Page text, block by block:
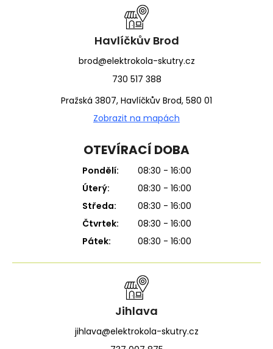
Havlíčkův Brod
brod@elektrokola-skutry.cz
730 517 388
Pražská 3807, Havlíčkův Brod, 580 01
Zobrazit na mapách
OTEVÍRACÍ DOBA
Pondělí:
08:30 - 16:00
Úterý:
08:30 - 16:00
Středa:
08:30 - 16:00
Čtvrtek:
08:30 - 16:00
Pátek:
08:30 - 16:00
Jihlava
jihlava@elektrokola-skutry.cz